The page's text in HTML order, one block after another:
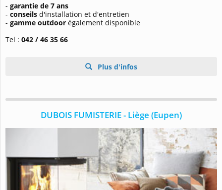
- garantie de 7 ans
- conseils d'installation et d'entretien
- gamme outdoor également disponible
Tel : 042 / 46 35 66
Plus d'infos
DUBOIS FUMISTERIE - Liège (Eupen)